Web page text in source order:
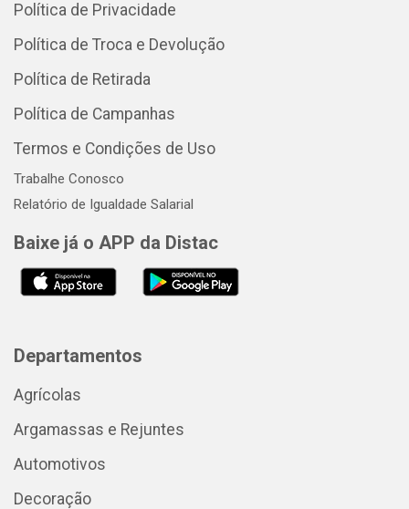
Política de Privacidade
Política de Troca e Devolução
Política de Retirada
Política de Campanhas
Termos e Condições de Uso
Trabalhe Conosco
Relatório de Igualdade Salarial
Baixe já o APP da Distac
Departamentos
Agrícolas
Argamassas e Rejuntes
Automotivos
Decoração